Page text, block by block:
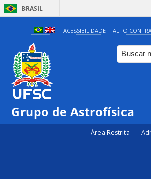
BRASIL
ACESSIBILIDADE ALTO
Grupo de Astrofísica
Área Restrita